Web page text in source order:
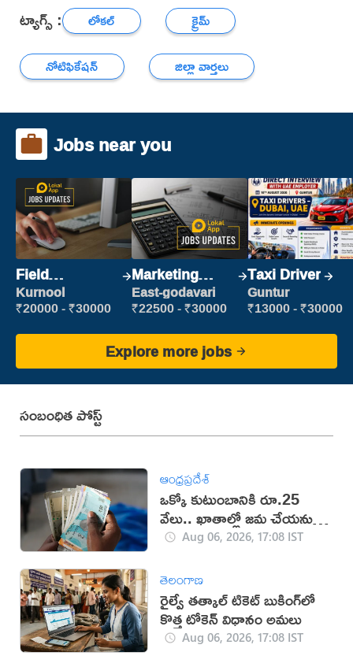
ట్యాగ్స్ : లోకల్
క్రైమ్
నోటిఫికేషన్
జిల్లా వార్తలు
Jobs near you
Field
Marketing
Executive
Kurnool
₹20000 - ₹30000
Marketing
Executive
East-godavari
₹22500 - ₹30000
Taxi Driver
Guntur
₹13000 - ₹30000
Explore more jobs
సంబంధిత పోస్ట్
ఆంధ్రప్రదేశ్
ఒక్కో కుటుంబానికి రూ.25
వేలు.. ఖాతాల్లో జ‌మ చేయ‌నున్న
ప్ర‌భుత్వం..!
Aug 06, 2026, 17:08 IST
తెలంగాణ
రైల్వే తత్కాల్ టికెట్ బుకింగ్‌లో
కొత్త టోకెన్ విధానం అమలు
Aug 06, 2026, 17:08 IST